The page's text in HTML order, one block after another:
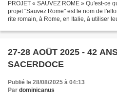
PROJET « SAUVEZ ROME » Qu'est-ce
projet "Sauvez Rome" est le nom de
rite romain, à Rome, en Italie, à utiliser
27-28 AOÜT 2025 - 42
SACERDOCE
Publié le 28/08/2025 à 04:13
Par dominicanus